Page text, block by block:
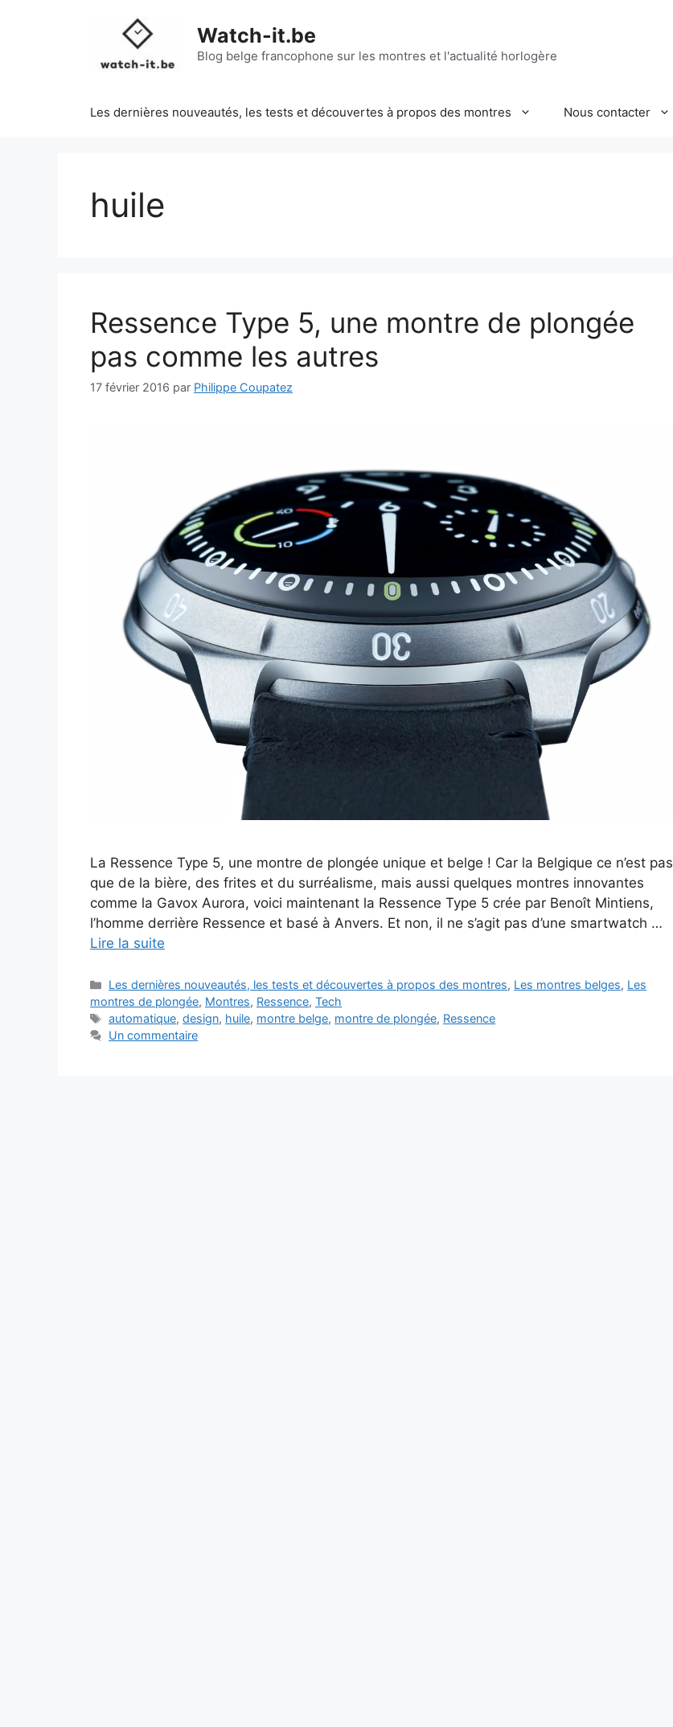
Watch-it.be
Blog belge francophone sur les montres et l'actualité horlogère
Les dernières nouveautés, les tests et découvertes à propos des montres Nous contacter
huile
Ressence Type 5, une montre de plongée
pas comme les autres
17 février 2016 par Philippe Coupatez
La Ressence Type 5, une montre de plongée unique et belge ! Car la Belgique ce n’est pas
que de la bière, des frites et du surréalisme, mais aussi quelques montres innovantes
comme la Gavox Aurora, voici maintenant la Ressence Type 5 crée par Benoît Mintiens,
l’homme derrière Ressence et basé à Anvers. Et non, il ne s’agit pas d’une smartwatch …
Lire la suite
Catégories
Les dernières nouveautés, les tests et découvertes à propos des montres, Les montres belges, Les
montres de plongée, Montres, Ressence, Tech
Étiquettes
automatique,design, huile, montre belge, montre de plongée, Ressence
Un commentaire